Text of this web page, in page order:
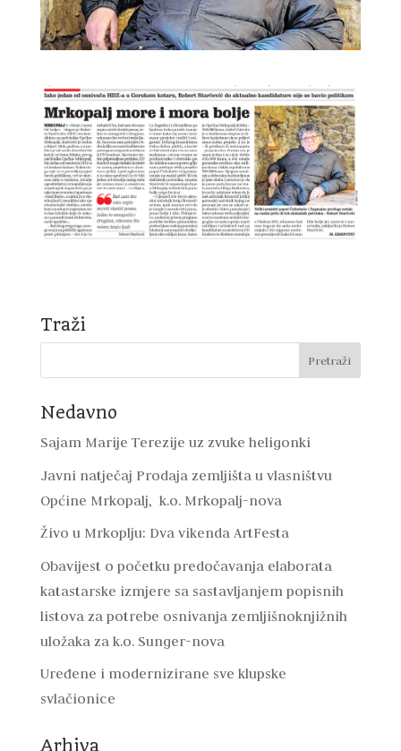
Traži
Nedavno
Sajam Marije Terezije uz zvuke heligonki
Javni natječaj Prodaja zemljišta u vlasništvu
Općine Mrkopalj, k.o. Mrkopalj-nova
Živo u Mrkoplju: Dva vikenda ArtFesta
Obavijest o početku predočavanja elaborata
katastarske izmjere sa sastavljanjem popisnih
listova za potrebe osnivanja zemljišnoknjižnih
uložaka za k.o. Sunger-nova
Uređene i modernizirane sve klupske
svlačionice
Arhiva